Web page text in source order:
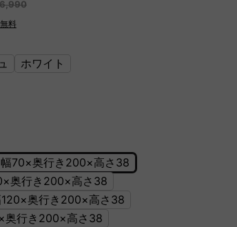
料
ホワイト
70×奥行き200×高さ38
奥行き200×高さ38
奥行き200×高さ38
奥行き200×高さ38